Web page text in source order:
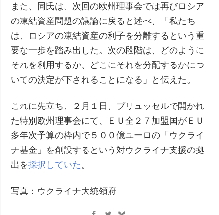
また、同氏は、次回の欧州理事会では再びロシア
の凍結資産問題の議論に戻ると述べ、「私たち
は、ロシアの凍結資産の利子を分離するという重
要な一歩を踏み出した。次の段階は、どのように
それを利用するか、どこにそれを分配するかにつ
いての決定が下されることになる」と伝えた。
これに先立ち、２月１日、ブリュッセルで開かれ
た特別欧州理事会にて、ＥＵ全２７加盟国がＥＵ
多年次予算の枠内で５００億ユーロの「ウクライ
ナ基金」を創設するという対ウクライナ支援の拠
出を採択していた 。
写真：ウクライナ大統領府